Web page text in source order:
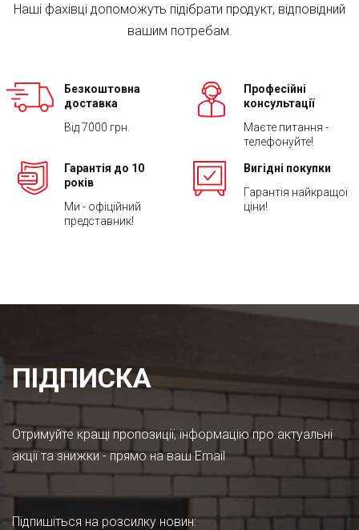
Наші фахівці допоможуть підібрати продукт, відповідний
вашим потребам.
Безкоштовна
доставка
Від 7000 грн.
Професійні
консультації
Маєте питання -
телефонуйте!
Гарантія до 10
років
Ми - офіційний
представник!
Вигідні покупки
Гарантія найкращої
ціни!
ПІДПИСКА
Отримуйте кращі пропозиції, інформацію про актуальні
акції та знижки - прямо на ваш Email
Підпишіться на розсилку новин: